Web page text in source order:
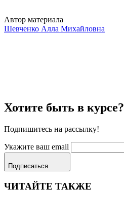
Автор материала
Шевченко Алла Михайловна
Хотите быть в курсе?
Подпишитесь на рассылку!
Укажите ваш email
Подписаться
ЧИТАЙТЕ ТАКЖЕ